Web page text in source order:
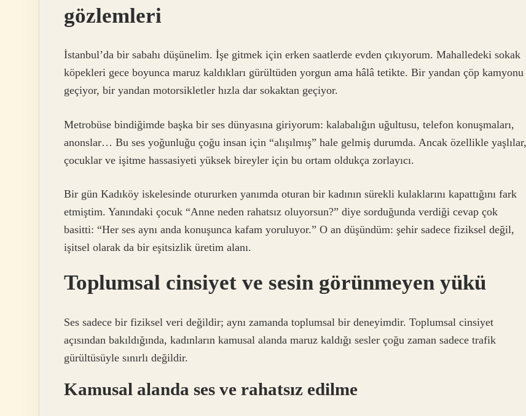
gözlemleri
İstanbul’da bir sabahı düşünelim. İşe gitmek için erken saatlerde evden çıkıyorum. Mahalledeki sokak
köpekleri gece boyunca maruz kaldıkları gürültüden yorgun ama hâlâ tetikte. Bir yandan çöp kamyonu
geçiyor, bir yandan motorsikletler hızla dar sokaktan geçiyor.
Metrobüse bindiğimde başka bir ses dünyasına giriyorum: kalabalığın uğultusu, telefon konuşmaları,
anonslar… Bu ses yoğunluğu çoğu insan için “alışılmış” hale gelmiş durumda. Ancak özellikle yaşlılar,
çocuklar ve işitme hassasiyeti yüksek bireyler için bu ortam oldukça zorlayıcı.
Bir gün Kadıköy iskelesinde otururken yanımda oturan bir kadının sürekli kulaklarını kapattığını fark
etmiştim. Yanındaki çocuk “Anne neden rahatsız oluyorsun?” diye sorduğunda verdiği cevap çok
basitti: “Her ses aynı anda konuşunca kafam yoruluyor.” O an düşündüm: şehir sadece fiziksel değil,
işitsel olarak da bir eşitsizlik üretim alanı.
Toplumsal cinsiyet ve sesin görünmeyen yükü
Ses sadece bir fiziksel veri değildir; aynı zamanda toplumsal bir deneyimdir. Toplumsal cinsiyet
açısından bakıldığında, kadınların kamusal alanda maruz kaldığı sesler çoğu zaman sadece trafik
gürültüsüyle sınırlı değildir.
Kamusal alanda ses ve rahatsız edilme